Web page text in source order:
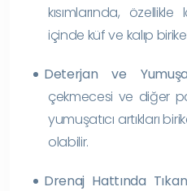
kısımlarında,
içinde küf ve kalıp
Deterjan ve
çekmecesi ve diğer
yumuşatıcı artıkları
olabilir.
Drenaj Hattında